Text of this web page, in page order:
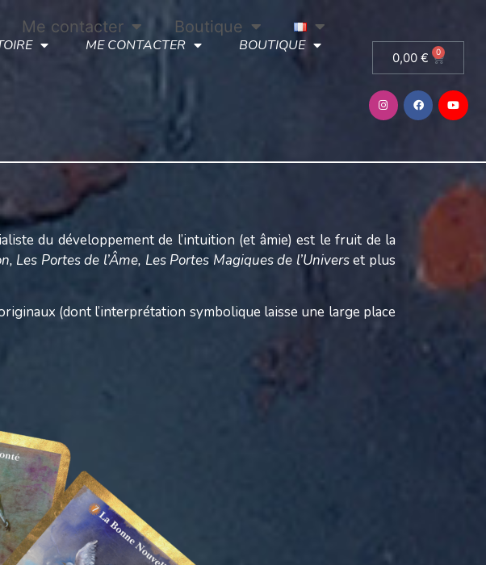
ME CONTACTER BOUTIQUE
0,00 € 0
Me contacter Boutique
du développement de l’intuition (et âmie) est le fruit de la
Les Portes de l’Âme, Les Portes Magiques de l’Universet plus
(dont l’interprétation symbolique laisse une large place